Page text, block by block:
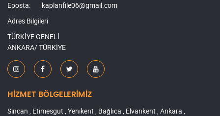
Eposta:
kaplanfile06@gmail.com
Adres Bilgileri
TÜRKİYE GENELİ
ANKARA/ TÜRKİYE
HİZMET BÖLGELERİMİZ
Sincan , Etimesgut , Yenikent , Bağlıca , Elvankent , Ankara ,